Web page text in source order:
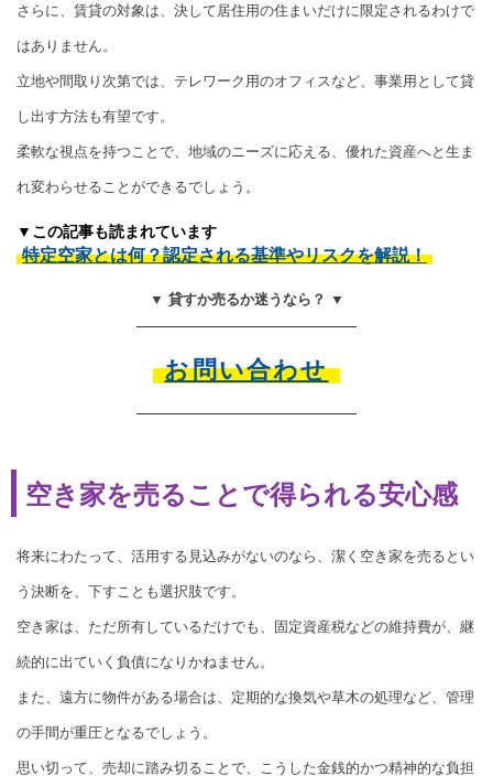
さらに、賃貸の対象は、決して居住用の住まいだけに限定されるわけで
はありません。
立地や間取り次第では、テレワーク用のオフィスなど、事業用として貸
し出す方法も有望です。
柔軟な視点を持つことで、地域のニーズに応える、優れた資産へと生ま
れ変わらせることができるでしょう。
▼この記事も読まれています
特定空家とは何？認定される基準やリスクを解説！
▼ 貸すか売るか迷うなら？ ▼
お問い合わせ
空き家を売ることで得られる安心感
将来にわたって、活用する見込みがないのなら、潔く空き家を売るとい
う決断を、下すことも選択肢です。
空き家は、ただ所有しているだけでも、固定資産税などの維持費が、継
続的に出ていく負債になりかねません。
また、遠方に物件がある場合は、定期的な換気や草木の処理など、管理
の手間が重圧となるでしょう。
思い切って、売却に踏み切ることで、こうした金銭的かつ精神的な負担